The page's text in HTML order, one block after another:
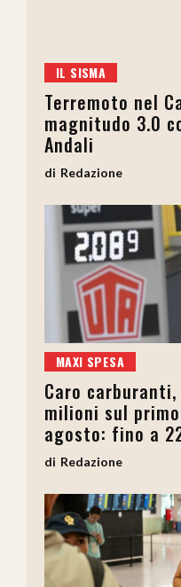
IL SISMA
Terremoto nel
magnitudo 3.0
Andali
Redazione
MAXI SPESA
Caro
milioni sul
agosto: fino a
Redazione